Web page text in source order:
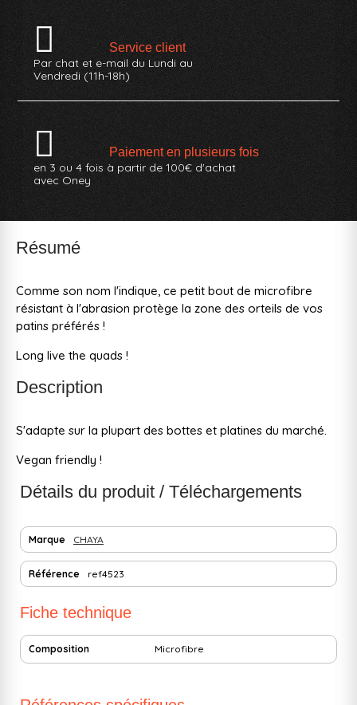
Service client
Par chat et e-mail du Lundi au
Vendredi (11h-18h)
Paiement en plusieurs fois
en 3 ou 4 fois à partir de 100€ d'achat
avec Oney
Résumé
Comme son nom l'indique, ce petit bout de microfibre
résistant à l'abrasion protège la zone des orteils de vos
patins préférés !
Long live the quads !
Description
S'adapte sur la plupart des bottes et platines du marché.
Vegan friendly !
Détails du produit / Téléchargements
Marque CHAYA
Référence ref4523
Fiche technique
Composition Microfibre